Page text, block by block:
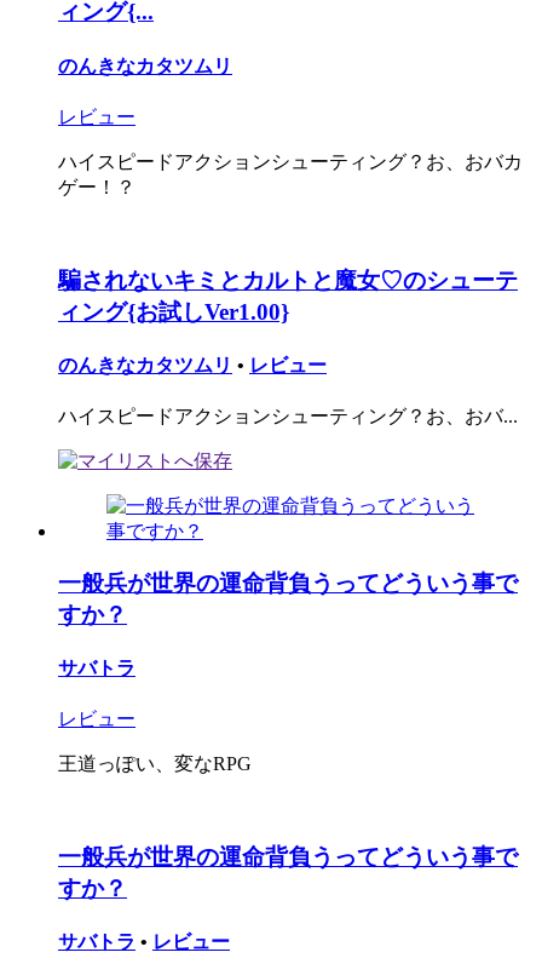
ィング{...
のんきなカタツムリ
レビュー
ハイスピードアクションシューティング？お、おバカ
ゲー！？
騙されないキミとカルトと魔女♡のシューテ
ィング{お試しVer1.00}
のんきなカタツムリ • レビュー
ハイスピードアクションシューティング？お、おバ...
一般兵が世界の運命背負うってどういう事で
すか？
サバトラ
レビュー
王道っぽい、変なRPG
一般兵が世界の運命背負うってどういう事で
すか？
サバトラ • レビュー